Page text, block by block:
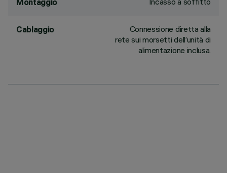
Montaggio
Cablaggio
Connessione diretta alla
rete sui morsetti dell’unità di
alimentazione inclusa.